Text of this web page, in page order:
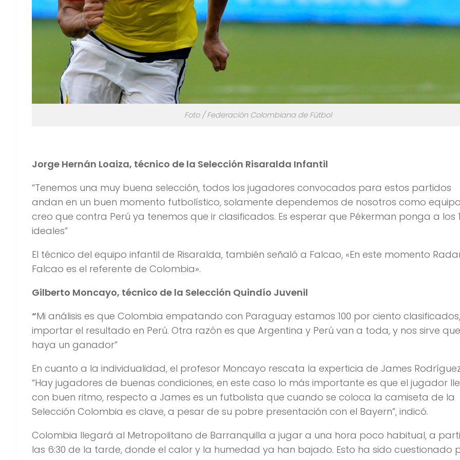
Foto / Federación Colombiana de Fútbol
Jorge Hernán Loaiza, técnico de la Selección Risaralda Infantil
“Tenemos una muy buena selección, todos los jugadores convocados para estos partidos
andan en un buen momento futbolístico, solamente dependemos de nosotros como
creo que contra Perú ya tenemos que ir clasificados. Es esperar que Pékerman ponga a los
ideales”
El técnico del equipo infantil de Risaralda, también señaló a Falcao, «En este momento
Falcao es el referente de Colombia».
Gilberto Moncayo, técnico de la Selección Quindío Juvenil
“Mi análisis es que Colombia empatando con Paraguay estamos 100 por ciento
importar el resultado en Perú. Otra razón es que Argentina y Perú van a toda, y nos sirve que
haya un ganador”
En cuanto a la individualidad, el profesor Moncayo rescata la experticia de James
“Hay jugadores de buenas condiciones, en este caso lo más importante es que el jugador
con buen ritmo, respecto a James es un futbolista que cuando se coloca la camiseta de la
Selección Colombia es clave, a pesar de su pobre presentación con el Bayern”, indicó.
Colombia llegará al Metropolitano de Barranquilla a jugar a una hora poco habitual, a
las 6:30 de la tarde, donde el calor y la humedad ya han bajado. Esto ha sido cuestionado